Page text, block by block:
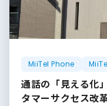
MiiTel Phone
通話の「見える化
タマーサクセス改